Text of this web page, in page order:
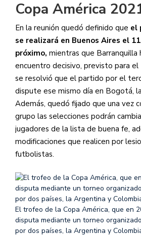
Copa América
En la reunión quedó definido que el
se realizará en Buenos Aires el
próximo, mientras que Barranquilla
encuentro decisivo, previsto para el
se resolvió que el partido por el
dispute ese mismo día en Bogotá,
Además, quedó fijado que una vez
grupo las selecciones podrán
jugadores de la lista de buena fe,
modificaciones que realicen por
futbolistas.
El trofeo de la Copa América, que en
disputa mediante un torneo
por dos países, la Argentina y